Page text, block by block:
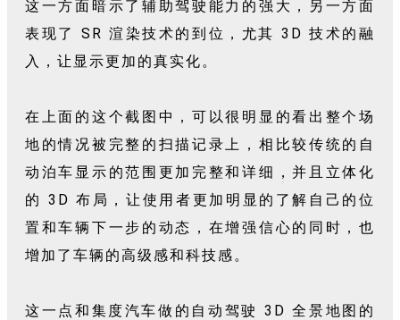
这一方面暗示了辅助驾驶能力的强大，另一方面
表现了 SR 渲染技术的到位，尤其 3D 技术的融
入，让显示更加的真实化。
在上面的这个截图中，可以很明显的看出整个场
地的情况被完整的扫描记录上，相比较传统的自
动泊车显示的范围更加完整和详细，并且立体化
的 3D 布局，让使用者更加明显的了解自己的位
置和车辆下一步的动态，在增强信心的同时，也
增加了车辆的高级感和科技感。
这一点和集度汽车做的自动驾驶 3D 全景地图的